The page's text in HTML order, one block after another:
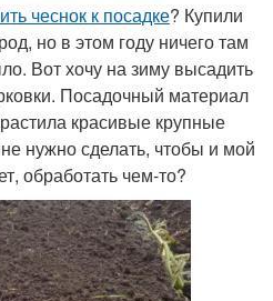
чеснок к посадке? Купили
но в этом году ничего там
Вот хочу на зиму высадить
Посадочный материал
красивые крупные
нужно сделать, чтобы и мой
обработать чем-то?